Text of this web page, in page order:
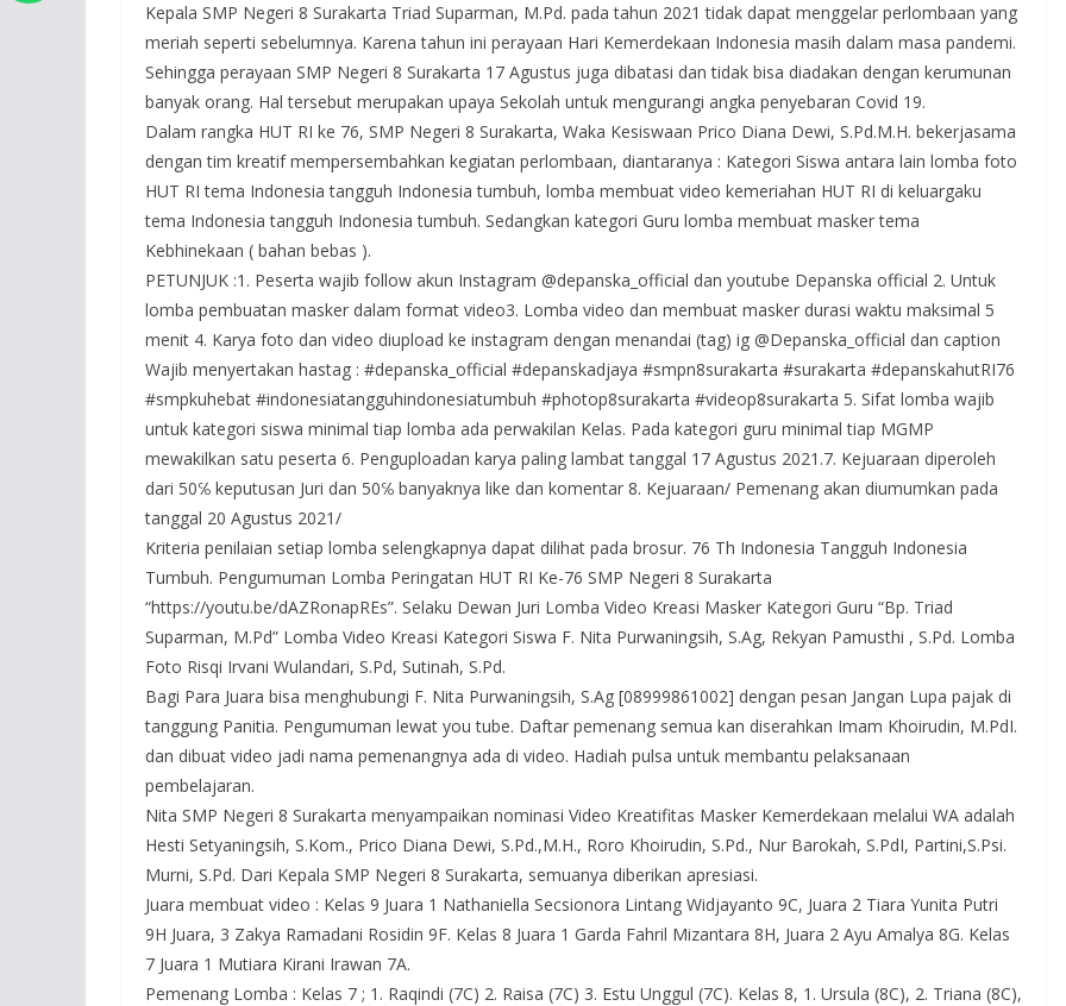
Kepala SMP Negeri 8 Surakarta Triad Suparman, M.Pd. pada tahun 2021 tidak dapat menggelar perlombaan yang
meriah seperti sebelumnya. Karena tahun ini perayaan Hari Kemerdekaan Indonesia masih dalam masa pandemi.
Sehingga perayaan SMP Negeri 8 Surakarta 17 Agustus juga dibatasi dan tidak bisa diadakan dengan kerumunan
banyak orang. Hal tersebut merupakan upaya Sekolah untuk mengurangi angka penyebaran Covid 19.
Dalam rangka HUT RI ke 76, SMP Negeri 8 Surakarta, Waka Kesiswaan Prico Diana Dewi, S.Pd.M.H. bekerjasama
dengan tim kreatif mempersembahkan kegiatan perlombaan, diantaranya : Kategori Siswa antara lain lomba foto
HUT RI tema Indonesia tangguh Indonesia tumbuh, lomba membuat video kemeriahan HUT RI di keluargaku
tema Indonesia tangguh Indonesia tumbuh. Sedangkan kategori Guru lomba membuat masker tema
Kebhinekaan ( bahan bebas ).
PETUNJUK :1. Peserta wajib follow akun Instagram @depanska_official dan youtube Depanska official 2. Untuk
lomba pembuatan masker dalam format video3. Lomba video dan membuat masker durasi waktu maksimal 5
menit 4. Karya foto dan video diupload ke instagram dengan menandai (tag) ig @Depanska_official dan caption
Wajib menyertakan hastag : #depanska_official #depanskadjaya #smpn8surakarta #surakarta #depanskahutRI76
#smpkuhebat #indonesiatangguhindonesiatumbuh #photop8surakarta #videop8surakarta 5. Sifat lomba wajib
untuk kategori siswa minimal tiap lomba ada perwakilan Kelas. Pada kategori guru minimal tiap MGMP
mewakilkan satu peserta 6. Penguploadan karya paling lambat tanggal 17 Agustus 2021.7. Kejuaraan diperoleh
dari 50℅ keputusan Juri dan 50℅ banyaknya like dan komentar 8. Kejuaraan/ Pemenang akan diumumkan pada
tanggal 20 Agustus 2021/
Kriteria penilaian setiap lomba selengkapnya dapat dilihat pada brosur. 76 Th Indonesia Tangguh Indonesia
Tumbuh. Pengumuman Lomba Peringatan HUT RI Ke-76 SMP Negeri 8 Surakarta
“https://youtu.be/dAZRonapREs”. Selaku Dewan Juri Lomba Video Kreasi Masker Kategori Guru “Bp. Triad
Suparman, M.Pd” Lomba Video Kreasi Kategori Siswa F. Nita Purwaningsih, S.Ag, Rekyan Pamusthi , S.Pd. Lomba
Foto Risqi Irvani Wulandari, S.Pd, Sutinah, S.Pd.
Bagi Para Juara bisa menghubungi F. Nita Purwaningsih, S.Ag [08999861002] dengan pesan Jangan Lupa pajak di
tanggung Panitia. Pengumuman lewat you tube. Daftar pemenang semua kan diserahkan Imam Khoirudin, M.PdI.
dan dibuat video jadi nama pemenangnya ada di video. Hadiah pulsa untuk membantu pelaksanaan
pembelajaran.
Nita SMP Negeri 8 Surakarta menyampaikan nominasi Video Kreatifitas Masker Kemerdekaan melalui WA adalah
Hesti Setyaningsih, S.Kom., Prico Diana Dewi, S.Pd.,M.H., Roro Khoirudin, S.Pd., Nur Barokah, S.PdI, Partini,S.Psi.
Murni, S.Pd. Dari Kepala SMP Negeri 8 Surakarta, semuanya diberikan apresiasi.
Juara membuat video : Kelas 9 Juara 1 Nathaniella Secsionora Lintang Widjayanto 9C, Juara 2 Tiara Yunita Putri
9H Juara, 3 Zakya Ramadani Rosidin 9F. Kelas 8 Juara 1 Garda Fahril Mizantara 8H, Juara 2 Ayu Amalya 8G. Kelas
7 Juara 1 Mutiara Kirani Irawan 7A.
Pemenang Lomba : Kelas 7 ; 1. Raqindi (7C) 2. Raisa (7C) 3. Estu Unggul (7C). Kelas 8, 1. Ursula (8C), 2. Triana (8C),